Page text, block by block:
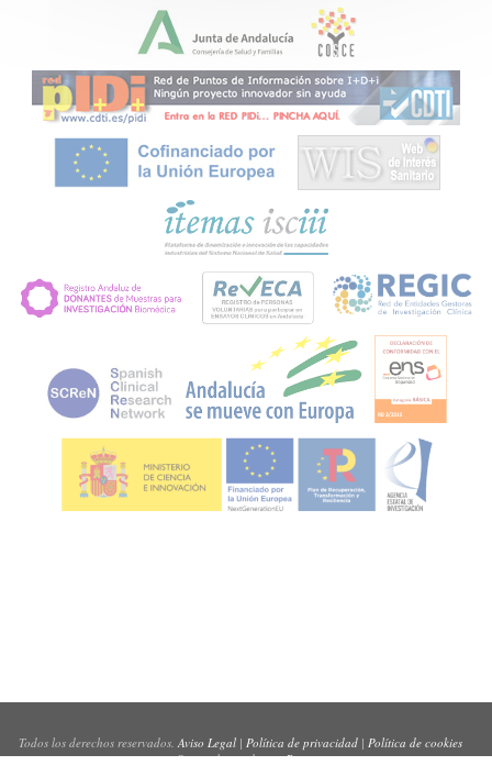
Todos los derechos reservados.Aviso Legal| Política de privacidad| Política de cookies
Sitio web creado porPynso